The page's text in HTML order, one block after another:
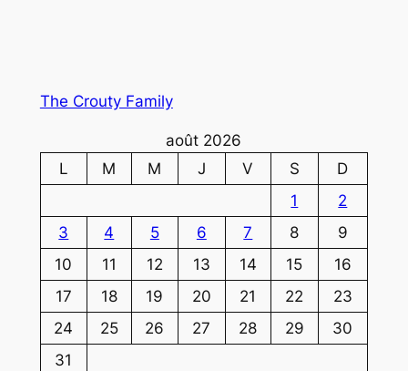
The Crouty Family
août 2026
L
M M J V S
D
1
2
3
4 5 6 7 8
9
10
11 12 13 14 15
16
17
18 19 20 21 22
23
24
25 26 27 28 29
30
31